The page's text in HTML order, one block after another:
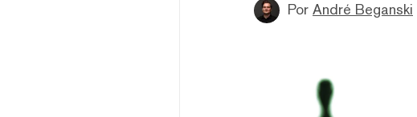
Por André Beganski